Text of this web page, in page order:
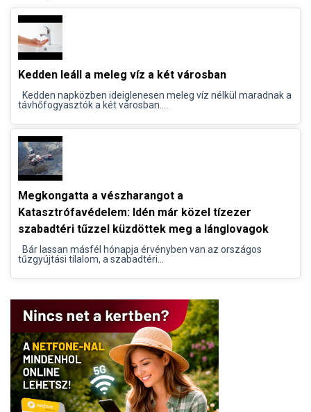
Kedden leáll a meleg víz a két városban
Kedden napközben ideiglenesen meleg víz nélkül maradnak a
távhőfogyasztók a két városban....
Megkongatta a vészharangot a
Katasztrófavédelem: Idén már közel tízezer
szabadtéri tűzzel küzdöttek meg a lánglovagok
Bár lassan másfél hónapja érvényben van az országos
tűzgyújtási tilalom, a szabadtéri...